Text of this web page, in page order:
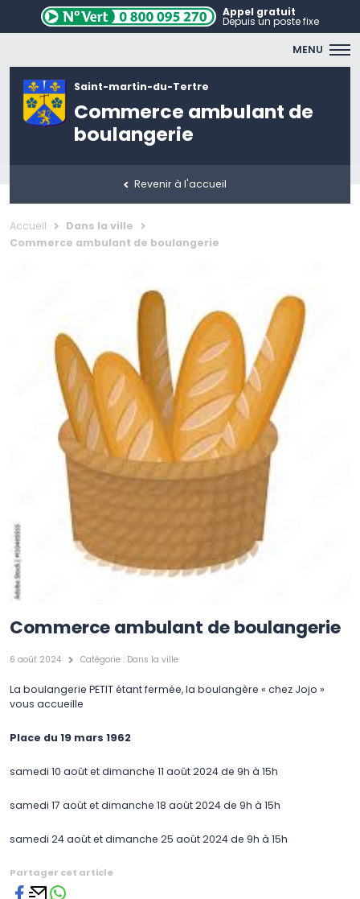
Appel gratuit
Depuis un poste fixe
MENU
Saint-martin-du-Tertre
Commerce ambulant de
boulangerie
Revenir à l'accueil
Accueil
Dans la ville
Commerce ambulant de boulangerie
Commerce ambulant de boulangerie
6 août 2024 Catégorie : Dans la ville
La boulangerie PETIT étant fermée, la boulangère « chez Jojo »
vous accueille
Place du 19 mars 1962
samedi 10 août et dimanche 11 août 2024 de 9h à 15h
samedi 17 août et dimanche 18 août 2024 de 9h à 15h
samedi 24 août et dimanche 25 août 2024 de 9h à 15h
Partager cet article